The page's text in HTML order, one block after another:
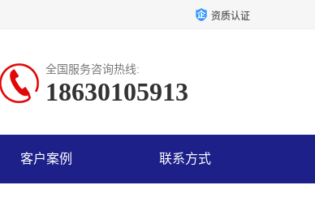
资质认证
全国服务咨询热线:
18630105913
客户案例 联系方式